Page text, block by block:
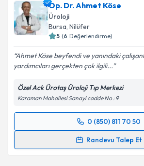
Op. Dr. Ahmet Köse
Üroloji
Bursa, Nilüfer
5 (6 Değerlendirme)
Ahmet Köse beyfendi ve yanındaki
yardımcıları gerçekten çok ilgili...
Özel Ack Ürotaş Üroloji Tıp Merkezi
Karaman Mahallesi Sanayi cadde No : 9
0 (850) 811 70 50
Randevu Talep Et
Randevu Takvimi Talebi